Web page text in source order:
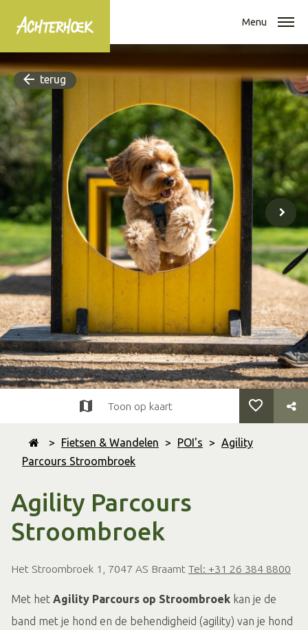
Menu
terug
> Fietsen & Wandelen > POI's > Agility
Parcours Stroombroek
Agility Parcours
Stroombroek
Het Stroombroek 1, 7047 AS Braamt Tel: +31 26 384 8800
Toon op kaart
Met het Agility Parcours op Stroombroek kan je de
band met je hond en de behendigheid (agility) van je hond